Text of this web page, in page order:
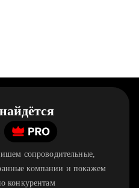
сопроводительные,
компании и покажем
конкурентам